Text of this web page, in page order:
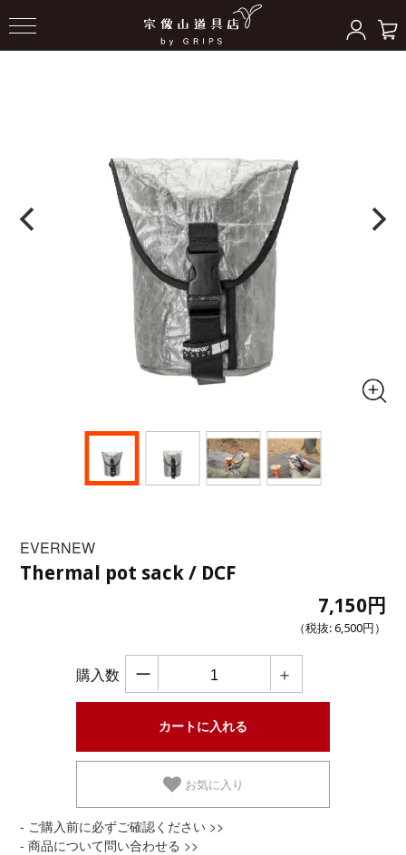
スタッフサック/ケース
EVERNEW
Thermal pot sack / DCF
7,150円
（税抜: 6,500円 ）
購入数 ー ＋
お気に入り
- ご購入前に必ずご確認ください >>
- 商品について問い合わせる >>